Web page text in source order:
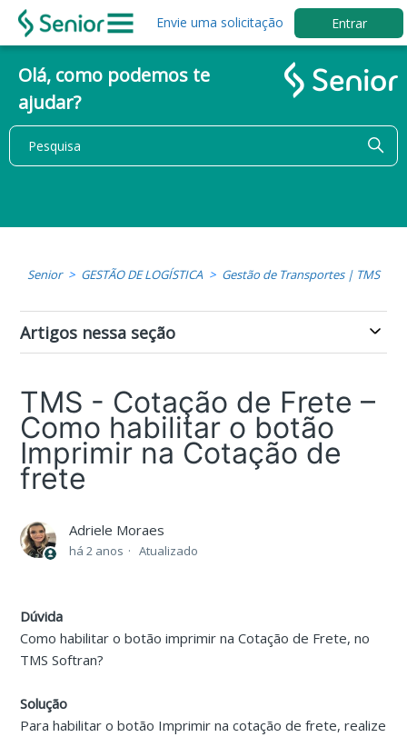
Envie uma solicitação Entrar
Olá, como podemos te
ajudar?
Senior GESTÃO DE LOGÍSTICA Gestão de Transportes | TMS
Artigos nessa seção
TMS - Cotação de Frete –
Como habilitar o botão
Imprimir na Cotação de
frete
Adriele Moraes
há 2 anos Atualizado
Dúvida
Como habilitar o botão imprimir na Cotação de Frete, no
TMS Softran?
Solução
Para habilitar o botão Imprimir na cotação de frete, realize